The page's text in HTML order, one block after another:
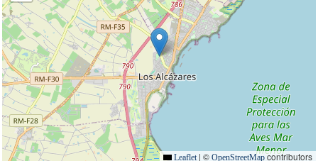
Leaflet | © OpenStreetMapcontributors